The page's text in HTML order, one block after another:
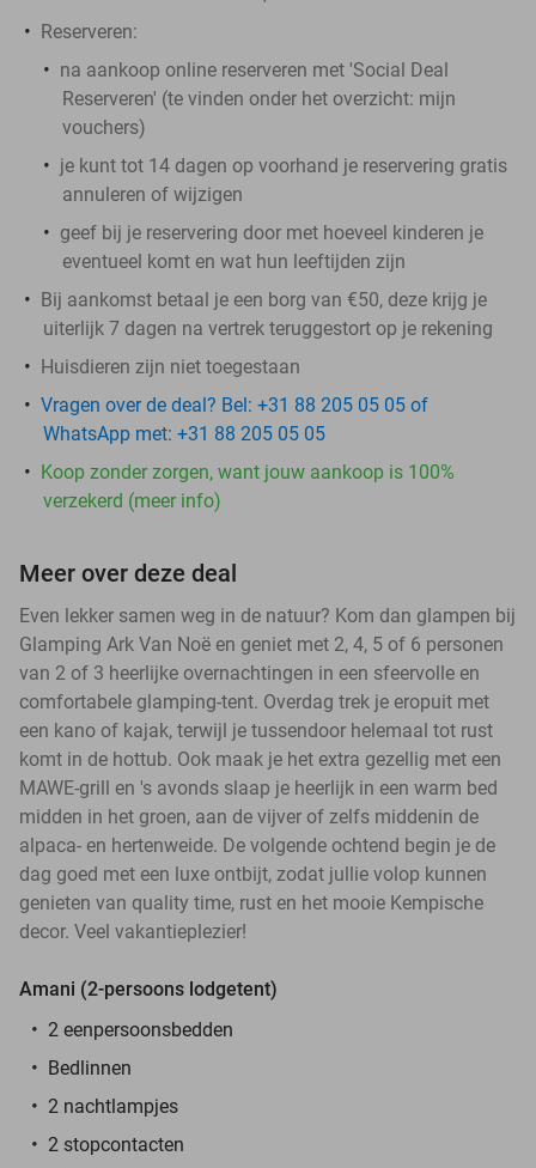
Reserveren:
na aankoop online reserveren met 'Social Deal
Reserveren' (te vinden onder het overzicht: mijn
vouchers)
je kunt tot 14 dagen op voorhand je reservering gratis
annuleren of wijzigen
geef bij je reservering door met hoeveel kinderen je
eventueel komt en wat hun leeftijden zijn
Bij aankomst betaal je een borg van €50, deze krijg je
uiterlijk 7 dagen na vertrek teruggestort op je rekening
Huisdieren zijn niet toegestaan
Vragen over de deal? Bel: +31 88 205 05 05 of
WhatsApp met: +31 88 205 05 05
Koop zonder zorgen, want jouw aankoop is 100%
verzekerd (meer info)
Meer over deze deal
Even lekker samen weg in de natuur? Kom dan glampen bij
Glamping Ark Van Noë en geniet met 2, 4, 5 of 6 personen
van 2 of 3 heerlijke overnachtingen in een sfeervolle en
comfortabele glamping-tent. Overdag trek je eropuit met
een kano of kajak, terwijl je tussendoor helemaal tot rust
komt in de hottub. Ook maak je het extra gezellig met een
MAWE-grill en 's avonds slaap je heerlijk in een warm bed
midden in het groen, aan de vijver of zelfs middenin de
alpaca- en hertenweide. De volgende ochtend begin je de
dag goed met een luxe ontbijt, zodat jullie volop kunnen
genieten van quality time, rust en het mooie Kempische
decor. Veel vakantieplezier!
Amani (2-persoons lodgetent)
2 eenpersoonsbedden
Bedlinnen
2 nachtlampjes
2 stopcontacten